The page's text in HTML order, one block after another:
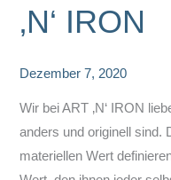
‚N‘ IRON
Dezember 7, 2020
Wir bei ART ‚N‘ IRON
anders und originell sind.
materiellen Wert